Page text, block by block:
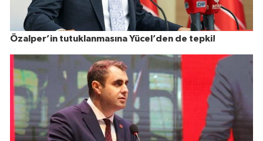
Özalper’in tutuklanmasına Yücel’den de tepki!